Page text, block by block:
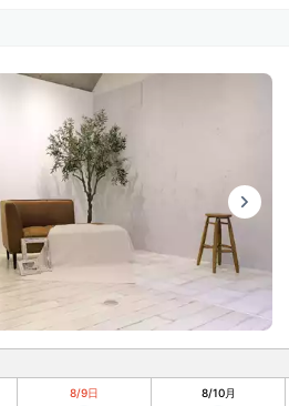
8/9日 8/10月